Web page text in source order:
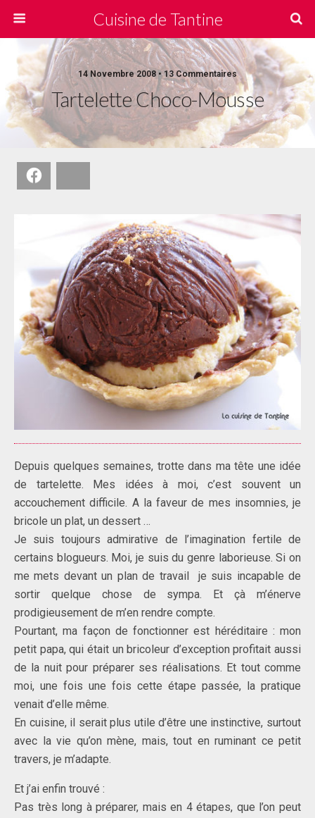
Cuisine de Tantine
14 Novembre 2008 • 13 Commentaires
Tartelette Choco-Mousse
Depuis quelques semaines, trotte dans ma tête une idée
de tartelette. Mes idées à moi, c’est souvent un
accouchement difficile. A la faveur de mes insomnies, je
bricole un plat, un dessert …
Je suis toujours admirative de l’imagination fertile de
certains blogueurs. Moi, je suis du genre laborieuse. Si on
me mets devant un plan de travail je suis incapable de
sortir quelque chose de sympa. Et çà m’énerve
prodigieusement de m’en rendre compte.
Pourtant, ma façon de fonctionner est héréditaire : mon
petit papa, qui était un bricoleur d’exception profitait aussi
de la nuit pour préparer ses réalisations. Et tout comme
moi, une fois une fois cette étape passée, la pratique
venait d’elle même.
En cuisine, il serait plus utile d’être une instinctive, surtout
avec la vie qu’on mène, mais, tout en ruminant ce petit
travers, je m’adapte.
Et j’ai enfin trouvé :
Pas très long à préparer, mais en 4 étapes, que l’on peut